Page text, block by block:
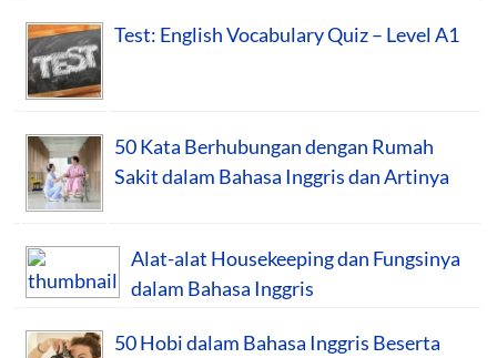
Test: English Vocabulary Quiz – Level A1
50 Kata Berhubungan dengan Rumah
Sakit dalam Bahasa Inggris dan Artinya
Alat-alat Housekeeping dan Fungsinya
dalam Bahasa Inggris
50 Hobi dalam Bahasa Inggris Beserta